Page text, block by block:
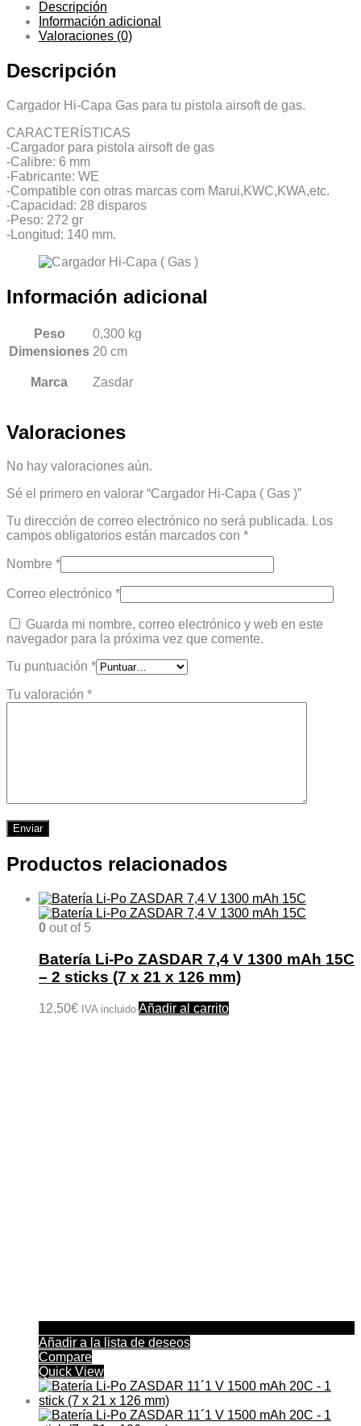
Descripción
Información adicional
Valoraciones (0)
Descripción
Cargador Hi-Capa Gas para tu pistola airsoft de gas.
CARACTERÍSTICAS
-Cargador para pistola airsoft de gas
-Calibre: 6 mm
-Fabricante: WE
-Compatible con otras marcas com Marui,KWC,KWA,etc.
-Capacidad: 28 disparos
-Peso: 272 gr
-Longitud: 140 mm.
Información adicional
Peso
0,300 kg
Dimensiones 20 cm
Marca Zasdar
Valoraciones
No hay valoraciones aún.
Sé el primero en valorar “Cargador Hi-Capa ( Gas )”
Tu dirección de correo electrónico no será publicada. Los
campos obligatorios están marcados con *
Nombre *
Correo electrónico *
Guarda mi nombre, correo electrónico y web en este
navegador para la próxima vez que comente.
Tu puntuación *
Tu valoración *
Productos relacionados
0 out of 5
Batería Li-Po ZASDAR 7,4 V 1300 mAh 15C
– 2 sticks (7 x 21 x 126 mm)
12,50€ IVA incluido Añadir al carrito
Añadir a la lista de deseos
Compare
Quick View